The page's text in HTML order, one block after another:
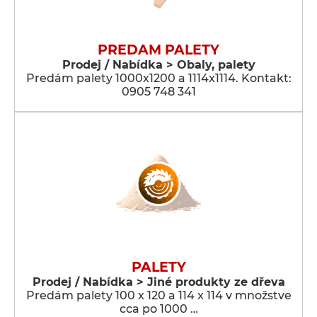
PREDAM PALETY
Prodej / Nabídka > Obaly, palety
Predám palety 1000x1200 a 1114x1114. Kontakt:
0905 748 341
PALETY
Prodej / Nabídka > Jiné produkty ze dřeva
Predám palety 100 x 120 a 114 x 114 v množstve
cca po 1000 …